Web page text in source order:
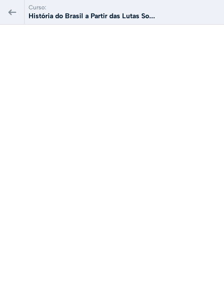
Curso:
História do Brasil a Partir das Lutas So...